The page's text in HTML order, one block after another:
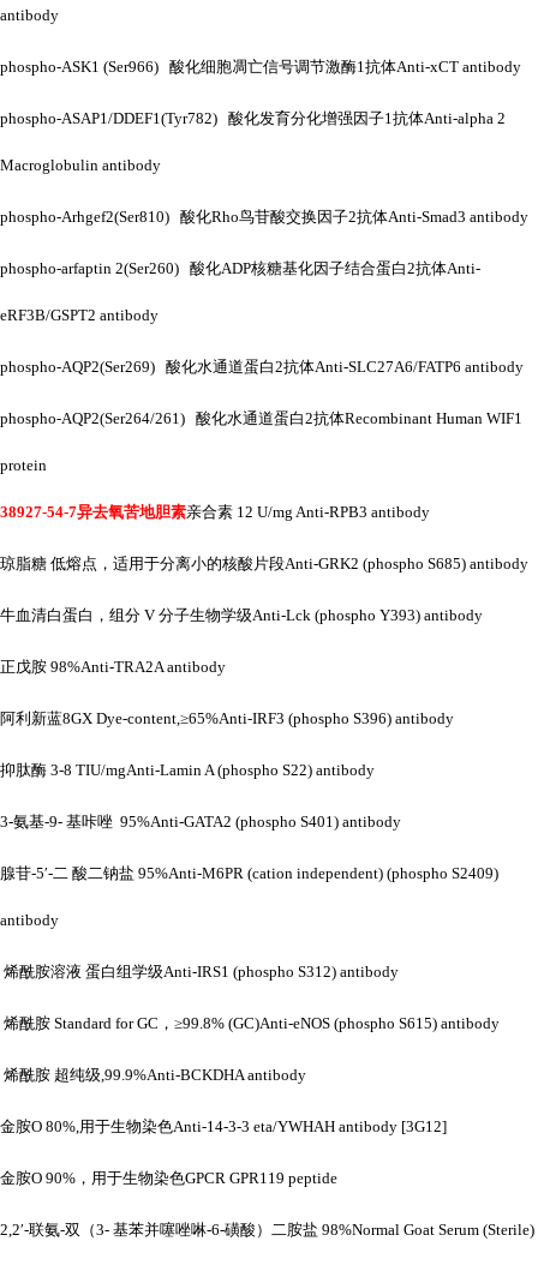
antibody
phospho-ASK1 (Ser966) 酸化细胞凋亡信号调节激酶1抗体Anti-xCT antibody
phospho-ASAP1/DDEF1(Tyr782) 酸化发育分化增强因子1抗体Anti-alpha 2
Macroglobulin antibody
phospho-Arhgef2(Ser810) 酸化Rho鸟苷酸交换因子2抗体Anti-Smad3 antibody
phospho-arfaptin 2(Ser260) 酸化ADP核糖基化因子结合蛋白2抗体Anti-
eRF3B/GSPT2 antibody
phospho-AQP2(Ser269) 酸化水通道蛋白2抗体Anti-SLC27A6/FATP6 antibody
phospho-AQP2(Ser264/261) 酸化水通道蛋白2抗体Recombinant Human WIF1
protein
38927-54-7异去氧苦地胆素亲合素 12 U/mg Anti-RPB3 antibody
琼脂糖 低熔点，适用于分离小的核酸片段Anti-GRK2 (phospho S685) antibody
牛血清白蛋白，组分 V 分子生物学级Anti-Lck (phospho Y393) antibody
正戊胺 98%Anti-TRA2A antibody
阿利新蓝8GX Dye-content,≥65%Anti-IRF3 (phospho S396) antibody
抑肽酶 3-8 TIU/mgAnti-Lamin A (phospho S22) antibody
3-氨基-9- 基咔唑 95%Anti-GATA2 (phospho S401) antibody
腺苷-5′-二 酸二钠盐 95%Anti-M6PR (cation independent) (phospho S2409)
antibody
烯酰胺溶液 蛋白组学级Anti-IRS1 (phospho S312) antibody
烯酰胺 Standard for GC，≥99.8% (GC)Anti-eNOS (phospho S615) antibody
烯酰胺 超纯级,99.9%Anti-BCKDHA antibody
金胺O 80%,用于生物染色Anti-14-3-3 eta/YWHAH antibody [3G12]
金胺O 90%，用于生物染色GPCR GPR119 peptide
2,2′-联氨-双（3- 基苯并噻唑啉-6-磺酸）二胺盐 98%Normal Goat Serum (Sterile)